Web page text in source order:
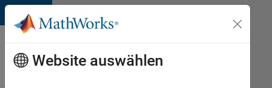
Weiter zum Inhalt
Karriere
bei
MathWorks
Website auswählen